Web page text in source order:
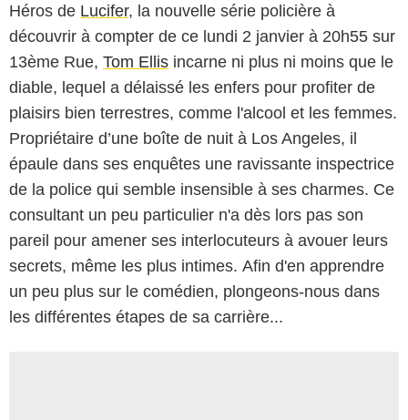
Héros de Lucifer, la nouvelle série policière à
découvrir à compter de ce lundi 2 janvier à 20h55 sur
13ème Rue, Tom Ellis incarne ni plus ni moins que le
diable, lequel a délaissé les enfers pour profiter de
plaisirs bien terrestres, comme l'alcool et les femmes.
Propriétaire d’une boîte de nuit à Los Angeles, il
épaule dans ses enquêtes une ravissante inspectrice
de la police qui semble insensible à ses charmes. Ce
consultant un peu particulier n'a dès lors pas son
pareil pour amener ses interlocuteurs à avouer leurs
secrets, même les plus intimes. Afin d'en apprendre
un peu plus sur le comédien, plongeons-nous dans
les différentes étapes de sa carrière...